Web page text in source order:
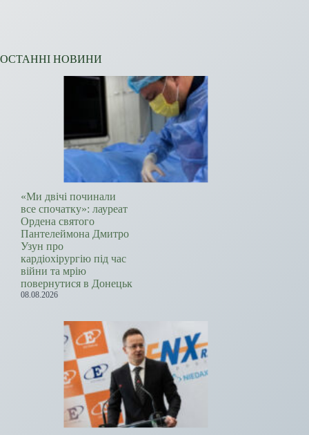
ОСТАННІ НОВИНИ
«Ми двічі починали
все спочатку»: лауреат
Ордена святого
Пантелеймона Дмитро
Узун про
кардіохірургію під час
війни та мрію
повернутися в Донецьк
08.08.2026